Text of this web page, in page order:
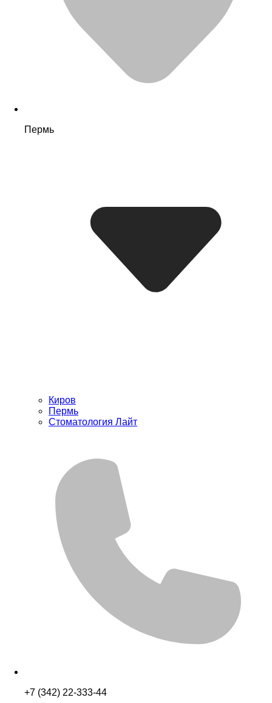
Пермь
Киров
Пермь
Стоматология Лайт
+7 (342) 22-333-44